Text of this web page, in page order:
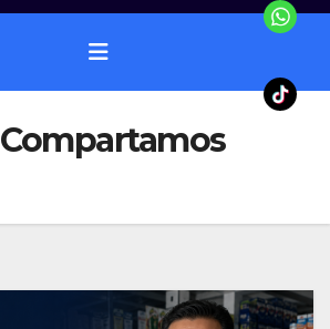
Compartamos